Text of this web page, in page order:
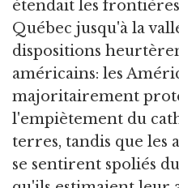
étendait les
Québec jusqu'à la
dispositions
américains: les
majoritairement
l'empiètement du
terres, tandis que les
se sentirent spoliés